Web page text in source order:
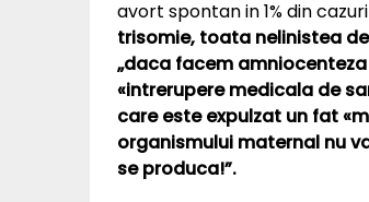
avort spontan in 1% din
trisomie, toata nelinistea
„daca facem
«intrerupere medicala de
care este expulzat un fat
organismului maternal nu
se produca!”.